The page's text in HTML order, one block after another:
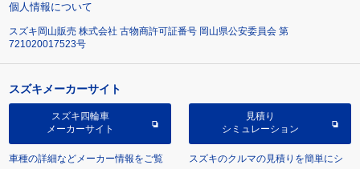
個人情報について
スズキ岡山販売 株式会社 古物商許可証番号 岡山県公安委員会 第
721020017523号
スズキメーカーサイト
スズキ四輪車
メーカーサイト
車種の詳細などメーカー情報をご覧
見積り
シミュレーション
スズキのクルマの見積りを簡単にシ